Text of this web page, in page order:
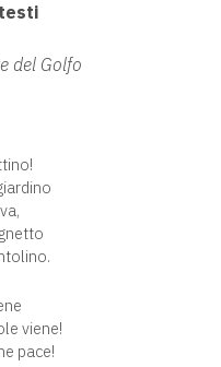
testi
del Golfo
viene!
pace!